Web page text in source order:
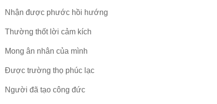
Nhận được phước hồi hướng
Thường thốt lời cảm kích
Mong ân nhân của mình
Ðược trường thọ phúc lạc
Người đã tạo công đức